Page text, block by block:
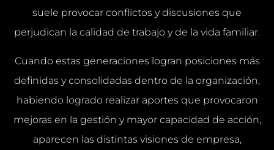
suele provocar conflictos y discusiones que
perjudican la calidad de trabajo y de la vida familiar.
Cuando estas generaciones logran posiciones más
definidas y consolidadas dentro de la organización,
habiendo logrado realizar aportes que provocaron
mejoras en la gestión y mayor capacidad de acción,
aparecen las distintas visiones de empresa,